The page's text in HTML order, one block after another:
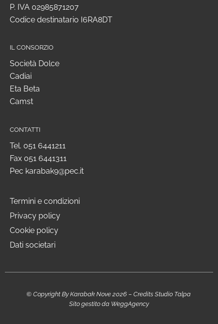
P. IVA 02985871207
Codice destinatario I6RA8DT
IL CONSORZIO
Società Dolce
Cadiai
Eta Beta
Camst
CONTATTI
Tel. 051 6441211
Fax 051 6441311
Pec karabak9@pec.it
Termini e condizioni
Privacy policy
Cookie policy
Dati societari
© Copyright By Karabak Nove 2026 – Credits Studio Talpa
Sito gestito da WeggAgency